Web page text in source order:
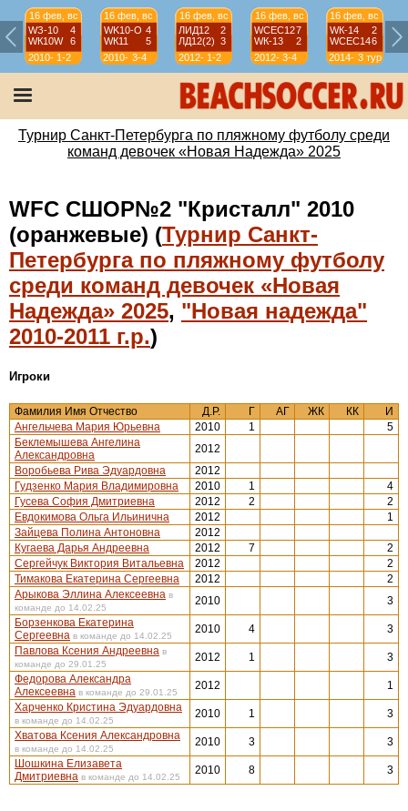
16 фев, вс
WЗ-10
4
WК10W
6
2010-
11
1-2
16 фев, вс
WK10-О 4
WК11
5
2010-
11
3-4
16 фев, вс
ЛИД12
2
ЛД12(2)
3
2012-
13
1-2
16 фев, вс
WСЕС127
WК-13
2
2012-
13
3-4
16 фев, вс
WК-14
2
WСЕС146
2014-
15
3 тур
Турнир Санкт-Петербурга по пляжному футболу среди
команд девочек «Новая Надежда» 2025
WFC СШОР№2 "Кристалл" 2010
(оранжевые) (Турнир Санкт-
Петербурга по пляжному футболу
среди команд девочек «Новая
Надежда» 2025, "Новая надежда"
2010-2011 г.р.)
Игроки
Фамилия Имя Отчество Д.Р. Г АГ ЖК КК
И
Ангельчева Мария Юрьевна
2010 1
5
Беклемышева Ангелина
Александровна
2012
Воробьева Рива Эдуардовна
2012
Гудзенко Мария Владимировна
2010 1
4
Гусева София Дмитриевна
2012 2
2
Евдокимова Ольга Ильинична
2012
1
Зайцева Полина Антоновна
2012
Кугаева Дарья Андреевна
2012 7
2
Сергейчук Виктория Витальевна
2012
2
Тимакова Екатерина Сергеевна
2012
2
Арыкова Эллина Алексеевна в
команде до 14.02.25
2010
3
Борзенкова Екатерина
Сергеевна в команде до 14.02.25
2010 4
3
Павлова Ксения Андреевна в
команде до 29.01.25
2012 1
3
Федорова Александра
Алексеевна в команде до 29.01.25
2012
1
Харченко Кристина Эдуардовна
в команде до 14.02.25
2010 1
3
Хватова Ксения Александровна
в команде до 14.02.25
2010 3
3
Шошкина Елизавета
Дмитриевна в команде до 14.02.25
2010 8 3